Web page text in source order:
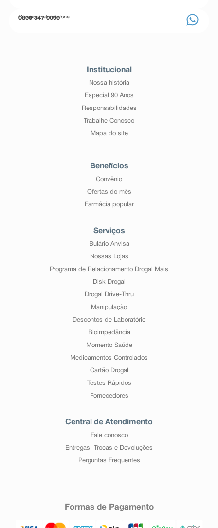
Compre pelo telefone
0800 347 0000
Institucional
Nossa história
Especial 90 Anos
Responsabilidades
Trabalhe Conosco
Mapa do site
Benefícios
Convênio
Ofertas do mês
Farmácia popular
Serviços
Bulário Anvisa
Nossas Lojas
Programa de Relacionamento Drogal Mais
Disk Drogal
Drogal Drive-Thru
Manipulação
Descontos de Laboratório
Bioimpedância
Momento Saúde
Medicamentos Controlados
Cartão Drogal
Testes Rápidos
Fornecedores
Central de Atendimento
Fale conosco
Entregas, Trocas e Devoluções
Perguntas Frequentes
Formas de Pagamento